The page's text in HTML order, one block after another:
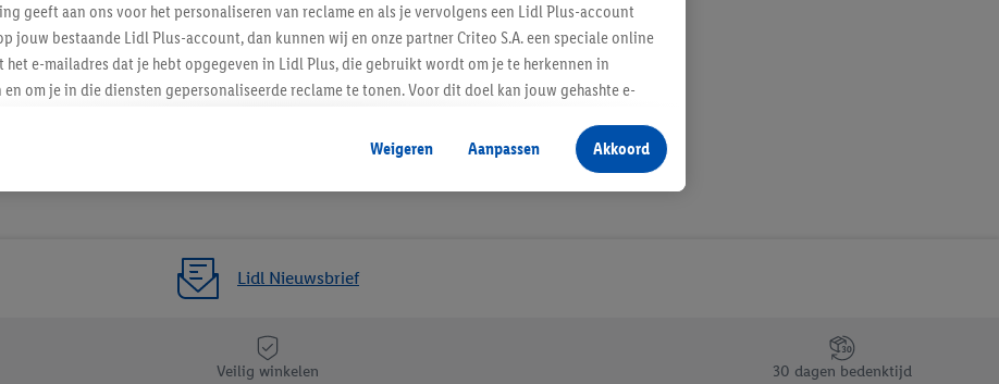
1 / 1
Lidl Nieuwsbrief
Veilig winkelen 30 dagen bedenktijd
geeft aan ons voor het personaliseren van reclame en als je vervolgens een Lidl Plus-account
jouw bestaande Lidl Plus-account, dan kunnen wij en onze partner Criteo S.A. een speciale online
e-mailadres dat je hebt opgegeven in Lidl Plus, die gebruikt wordt om je te herkennen in
om je in die diensten gepersonaliseerde reclame te tonen. Voor dit doel kan jouw gehashte e-
geeft, dan kunnen retargeting advertenties worden weergegeven voor producten waarin je
getoond (bijvoorbeeld door het product in een winkelmandje van een online winkel te plaatsen
andere identifiers of met identifiers waarover Criteo S.A. beschikt, aan jou kunnen worden
je instemt. Verder kan je er meer informatie vinden over de gegevensverwerking.
kies je voor de optie dat er enkel technisch noodzakelijke cookies en vergelijkbare
Weigeren Aanpassen Akkoord